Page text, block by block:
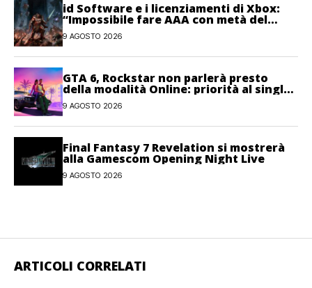
id Software e i licenziamenti di Xbox:
“Impossibile fare AAA con metà del
personale”
9 AGOSTO 2026
GTA 6, Rockstar non parlerà presto
della modalità Online: priorità al single-
player
9 AGOSTO 2026
Final Fantasy 7 Revelation si mostrerà
alla Gamescom Opening Night Live
9 AGOSTO 2026
ARTICOLI CORRELATI